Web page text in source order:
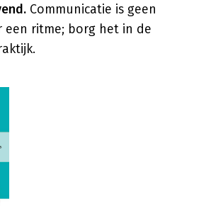
Communicatie is geen
een ritme; borg het in de